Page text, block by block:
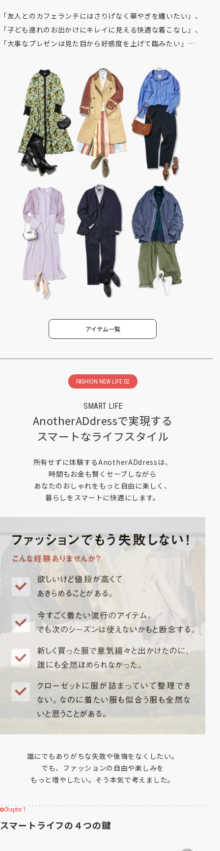
「友人とのカフェランチにはさりげなく華やぎを纏いたい」、
「子ども連れのお出かけにキレイに見える快適な着こなし」、
「大事なプレゼンは見た目から好感度を上げて臨みたい」…
アイテム一覧
FASHION NEW LIFE 02
SMART LIFE
AnotherADdressで実現する
スマートなライフスタイル
所有せずに体験するAnotherADdressは、
時間もお金も賢くセーブしながら
あなたのおしゃれをもっと自由に楽しく、
暮らしをスマートに快適にします。
誰にでもありがちな失敗や後悔をなくしたい。
でも、ファッションの自由や楽しみを
もっと増やしたい。そう本気で考えました。
Chapter.1
スマートライフの４つの鍵